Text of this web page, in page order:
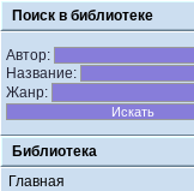
Поиск в библиотеке
Автор:
Название:
Жанр:
Библиотека
Главная